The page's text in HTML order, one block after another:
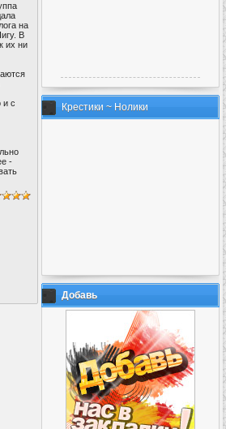
на
В
их ни
и с
-
Крестики ~ Нолики
Добавь